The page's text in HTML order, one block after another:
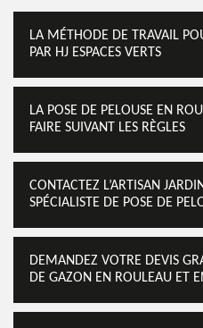
LA MÉTHODE DE TRAVAIL
PAR HJ ESPACES VERTS
LA POSE DE PELOUSE EN
FAIRE SUIVANT LES RÈGLES
CONTACTEZ L’ARTISAN
SPÉCIALISTE DE POSE DE
DEMANDEZ VOTRE DEVIS
DE GAZON EN ROULEAU ET